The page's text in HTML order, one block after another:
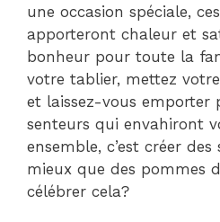
une occasion spéciale,
apporteront chaleur et
bonheur pour toute la
votre tablier, mettez
et laissez-vous emporter
senteurs qui envahiront
ensemble, c’est créer
mieux que des pommes
célébrer cela?